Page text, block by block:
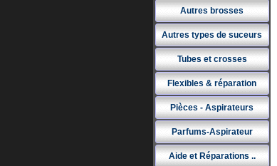
Autres brosses
Autres types de suceurs
Tubes et crosses
Flexibles & réparation
Pièces - Aspirateurs
Parfums-Aspirateur
Aide et Réparations ..